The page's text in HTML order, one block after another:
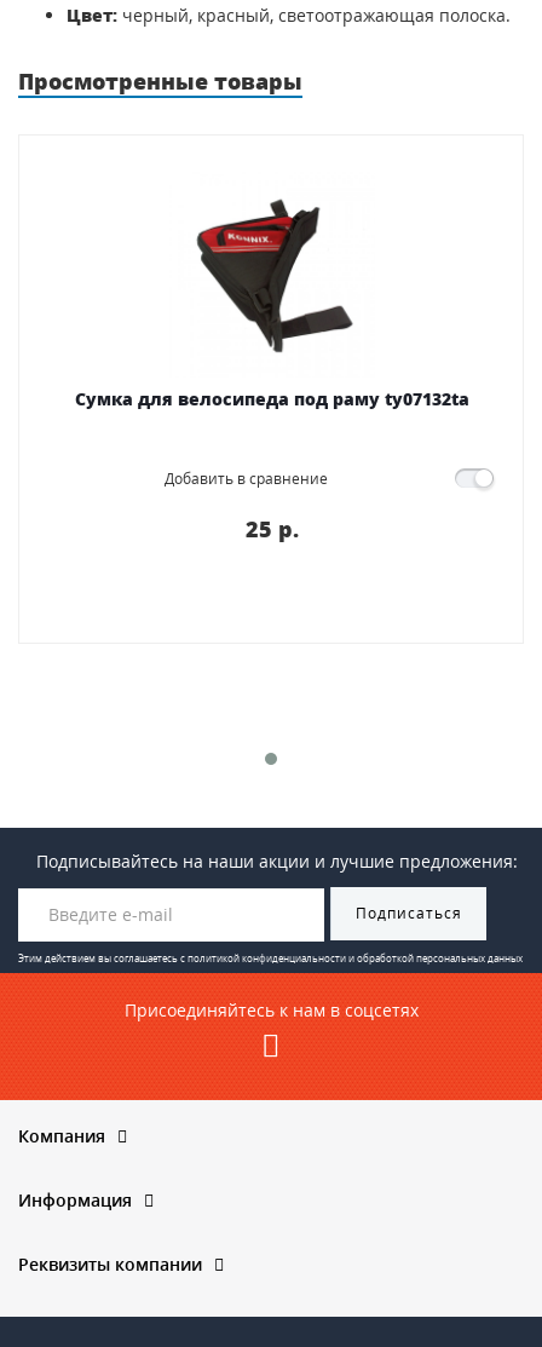
Цвет: черный, красный, светоотражающая полоска.
Просмотренные товары
Сумка для велосипеда под раму ty07132ta
Добавить в сравнение
25 p.
Подписывайтесь на наши акции и лучшие предложения:
Подписаться
Этим действием вы соглашаетесь сполитикой конфиденциальности и обработкой персональных данных
Присоединяйтесь к нам в соцсетях
Компания
Информация
Реквизиты компании